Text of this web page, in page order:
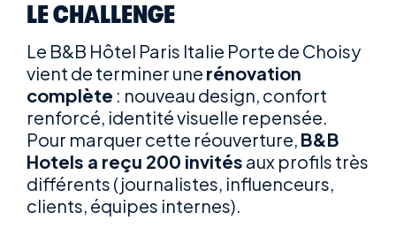
LE CHALLENGE
Le B&B Hôtel Paris Italie Porte de Choisy
vient de terminer une rénovation
complète : nouveau design, confort
renforcé, identité visuelle repensée.
Pour marquer cette réouverture, B&B
Hotels a reçu 200 invités aux profils très
différents (journalistes, influenceurs,
clients, équipes internes).